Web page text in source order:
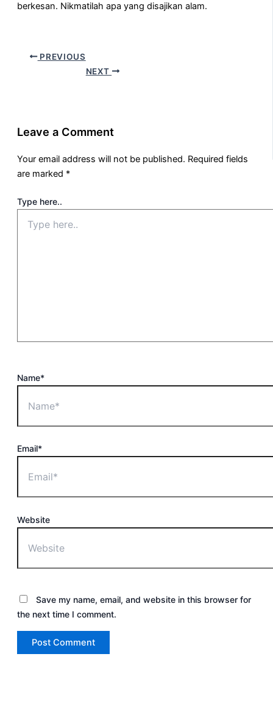
berkesan. Nikmatilah apa yang disajikan alam.
PREVIOUS
NEXT
Leave a Comment
Your email address will not be published. Required fields
are marked *
Type here..
Name*
Email*
Website
Save my name, email, and website in this browser for
the next time I comment.